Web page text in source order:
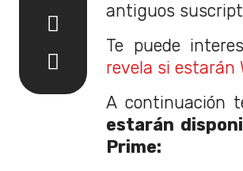
antiguos
Te puede
revela si estarán
A continuación
estarán
Prime: